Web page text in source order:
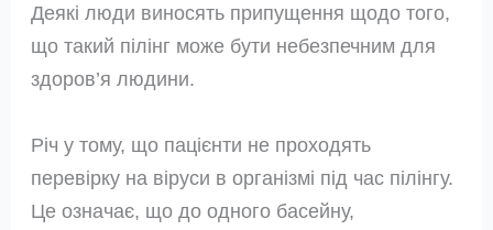
Деякі люди виносять припущення щодо того,
що такий пілінг може бути небезпечним для
здоров’я людини.
Річ у тому, що пацієнти не проходять
перевірку на віруси в організмі під час пілінгу.
Це означає, що до одного басейну,